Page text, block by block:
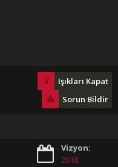
Işıkları Kapat
Sorun Bildir
Vizyon:
2018